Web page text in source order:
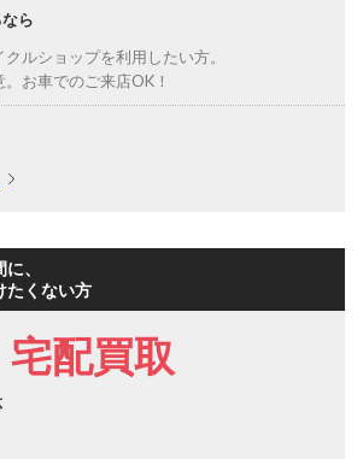
ら
ルショップを利用したい方。
お車でのご来店OK！
、
たくない方
宅配買取